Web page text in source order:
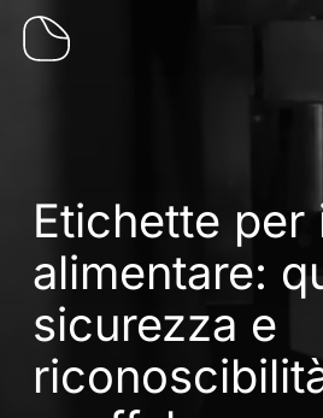
Skip
Etichette per
alimentare:
sicurezza e